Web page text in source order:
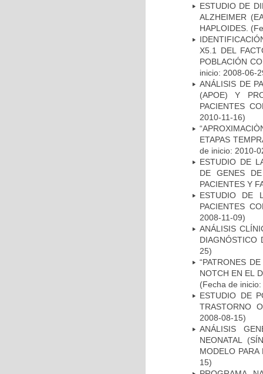
ESTUDIO DE
ALZHEIMER
HAPLOIDES.
X5.1 DEL
POBLACIÓN
inicio: 2008-06-
ANÁLISIS DE
(APOE) Y
PACIENTES
2010-11-16)
ETAPAS
de inicio: 2010-
ESTUDIO DE
DE GENES
PACIENTES Y
ESTUDIO DE
PACIENTES
2008-11-09)
ANÁLISIS
DIAGNÓSTICO
25)
“PATRONES
NOTCH EN EL
(Fecha de
ESTUDIO DE
TRASTORNO
2008-08-15)
ANÁLISIS
NEONATAL
MODELO
15)